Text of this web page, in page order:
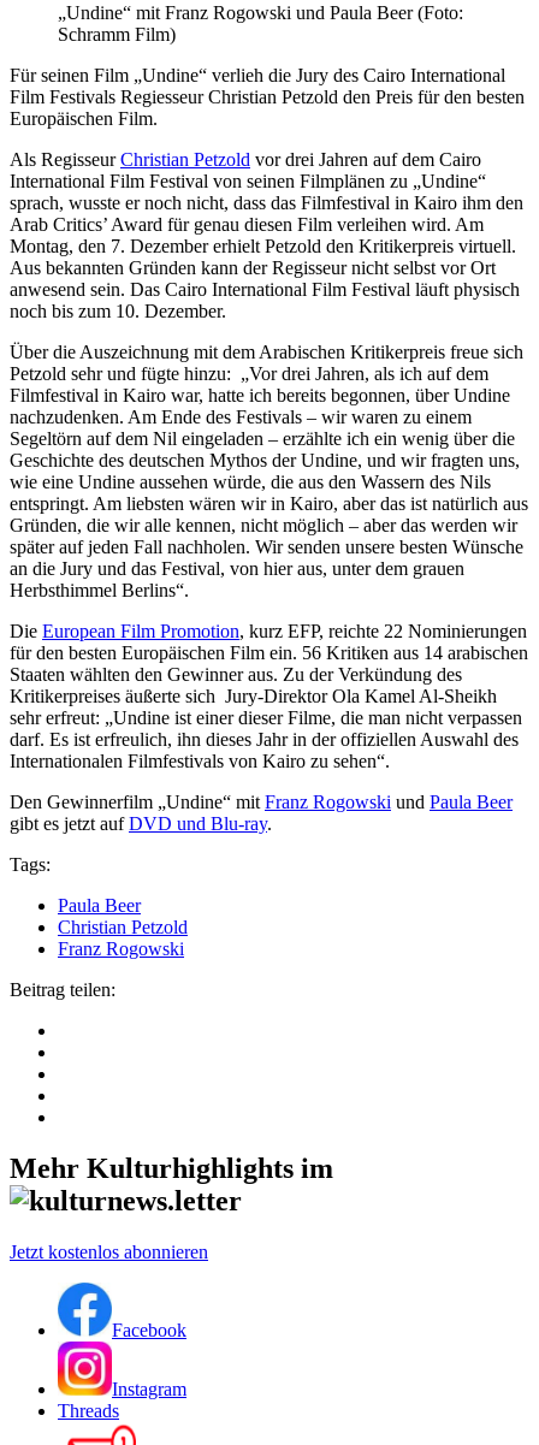
„Undine“ mit Franz Rogowski und Paula Beer (Foto:
Schramm Film)
Für seinen Film „Undine“ verlieh die Jury des Cairo International
Film Festivals Regiesseur Christian Petzold den Preis für den besten
Europäischen Film.
Als RegisseurChristian Petzold vor drei Jahren auf dem Cairo
International Film Festival von seinen Filmplänen zu „Undine“
sprach, wusste er noch nicht, dass das Filmfestival in Kairo ihm den
Arab Critics’ Award für genau diesen Film verleihen wird. Am
Montag, den 7. Dezember erhielt Petzold den Kritikerpreis virtuell.
Aus bekannten Gründen kann der Regisseur nicht selbst vor Ort
anwesend sein. Das Cairo International Film Festival läuft physisch
noch bis zum 10. Dezember.
Über die Auszeichnung mit dem Arabischen Kritikerpreis freue sich
Petzold sehr und fügte hinzu: „Vor drei Jahren, als ich auf dem
Filmfestival in Kairo war, hatte ich bereits begonnen, über Undine
nachzudenken. Am Ende des Festivals – wir waren zu einem
Segeltörn auf dem Nil eingeladen – erzählte ich ein wenig über die
Geschichte des deutschen Mythos der Undine, und wir fragten uns,
wie eine Undine aussehen würde, die aus den Wassern des Nils
entspringt. Am liebsten wären wir in Kairo, aber das ist natürlich aus
Gründen, die wir alle kennen, nicht möglich – aber das werden wir
später auf jeden Fall nachholen. Wir senden unsere besten Wünsche
an die Jury und das Festival, von hier aus, unter dem grauen
Herbsthimmel Berlins“.
Die European Film Promotion, kurz EFP, reichte 22 Nominierungen
für den besten Europäischen Film ein. 56 Kritiken aus 14 arabischen
Staaten wählten den Gewinner aus. Zu der Verkündung des
Kritikerpreises äußerte sich Jury-Direktor Ola Kamel Al-Sheikh
sehr erfreut: „Undine ist einer dieser Filme, die man nicht verpassen
darf. Es ist erfreulich, ihn dieses Jahr in der offiziellen Auswahl des
Internationalen Filmfestivals von Kairo zu sehen“.
Den Gewinnerfilm „Undine“ mit Franz Rogowski und Paula Beer
gibt es jetzt aufDVD und Blu-ray.
Tags:
Paula Beer
Christian Petzold
Franz Rogowski
Beitrag teilen:
Mehr Kulturhighlights im
Jetzt kostenlos abonnieren
Facebook
Instagram
Threads